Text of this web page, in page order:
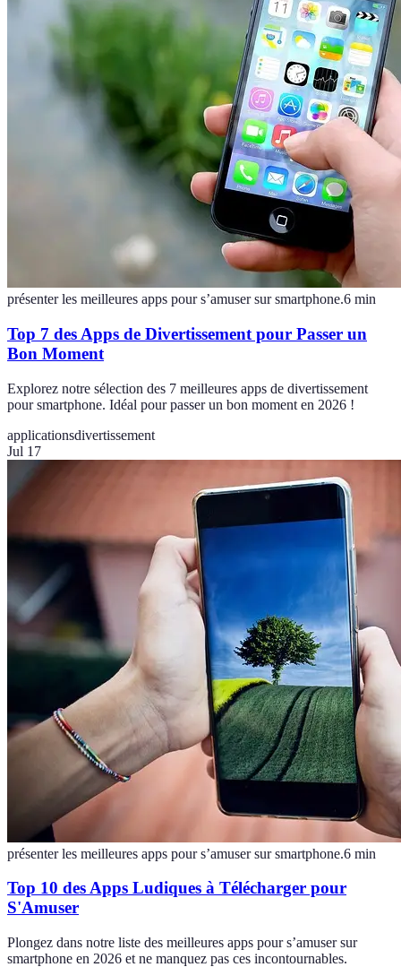
présenter les meilleures apps pour s’amuser sur smartphone.6 min
Top 7 des Apps de Divertissement pour Passer un
Bon Moment
Explorez notre sélection des 7 meilleures apps de divertissement
pour smartphone. Idéal pour passer un bon moment en 2026 !
applicationsdivertissement
Jul 17
présenter les meilleures apps pour s’amuser sur smartphone.6 min
Top 10 des Apps Ludiques à Télécharger pour
S'Amuser
Plongez dans notre liste des meilleures apps pour s’amuser sur
smartphone en 2026 et ne manquez pas ces incontournables.